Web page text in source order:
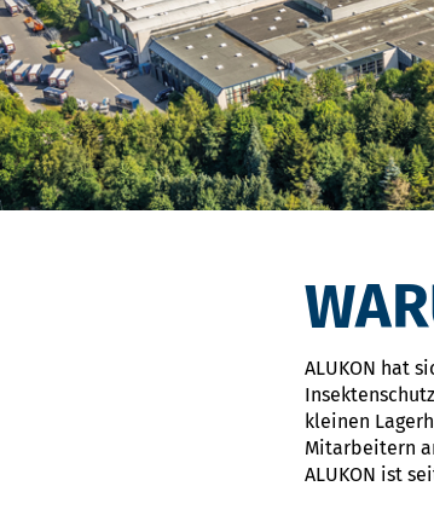
ALUKON hat
kleinen
Mitarbeitern
ALUKON ist